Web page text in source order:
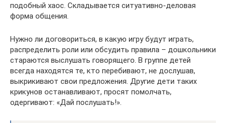
подобный хаос. Складывается ситуативно-деловая
форма общения.
Нужно ли договориться, в какую игру будут играть,
распределить роли или обсудить правила – дошкольники
стараются выслушать говорящего. В группе детей
всегда находятся те, кто перебивают, не дослушав,
выкрикивают свои предложения. Другие дети таких
крикунов останавливают, просят помолчать,
одергивают: «Дай послушать!».